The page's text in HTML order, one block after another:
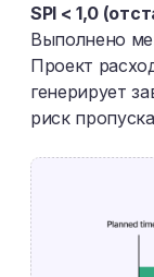
SPI < 1,0
Выполнено
Проект
генерирует
риск